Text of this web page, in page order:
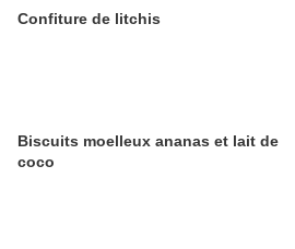
Confiture de litchis
Biscuits moelleux ananas et lait de
coco